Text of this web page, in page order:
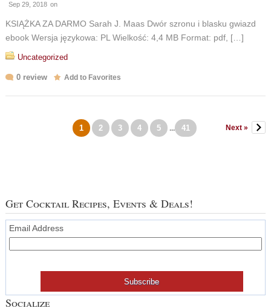
on
Sep 29, 2018
KSIĄŻKA ZA DARMO Sarah J. Maas Dwór szronu i blasku gwiazd
ebook Wersja językowa: PL Wielkość: 4,4 MB Format: pdf, […]
Uncategorized
0 review Add to Favorites
1 2 3 4 5 ... 41 Next »
Get Cocktail Recipes, Events & Deals!
Email Address
Socialize